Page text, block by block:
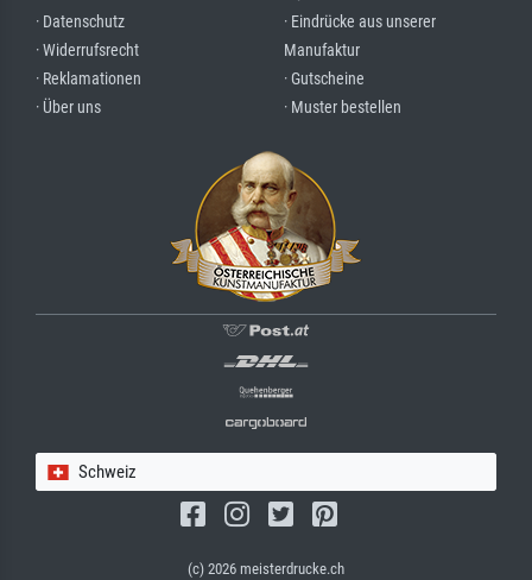
· Datenschutz
· Widerrufsrecht
· Reklamationen
· Über uns
· Eindrücke aus unserer
Manufaktur
· Gutscheine
· Muster bestellen
Schweiz
(c) 2026 meisterdrucke.ch